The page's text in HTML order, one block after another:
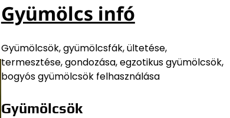
Gyümölcs infó
Gyümölcsök, gyümölcsfák, ültetése,
termesztése, gondozása, egzotikus gyümölcsök,
bogyós gyümölcsök felhasználása
Gyümölcsök